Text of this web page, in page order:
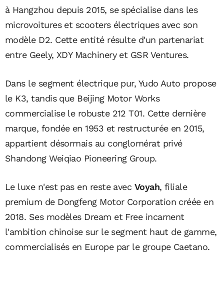
à Hangzhou depuis 2015, se spécialise dans les
microvoitures et scooters électriques avec son
modèle D2. Cette entité résulte d'un partenariat
entre Geely, XDY Machinery et GSR Ventures.
Dans le segment électrique pur, Yudo Auto propose
le K3, tandis que Beijing Motor Works
commercialise le robuste 212 T01. Cette dernière
marque, fondée en 1953 et restructurée en 2015,
appartient désormais au conglomérat privé
Shandong Weiqiao Pioneering Group.
Le luxe n'est pas en reste avec Voyah, filiale
premium de Dongfeng Motor Corporation créée en
2018. Ses modèles Dream et Free incarnent
l'ambition chinoise sur le segment haut de gamme,
commercialisés en Europe par le groupe Caetano.